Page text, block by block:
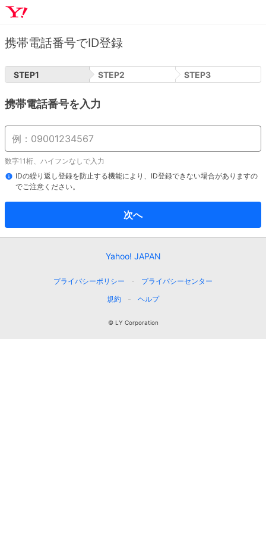
携帯電話番号でID登録
STEP1 STEP2 STEP3
携帯電話番号を入力
数字11桁、ハイフンなしで入力
IDの繰り返し登録を防止する機能により、ID登録できない場合がありますの
でご注意ください。
次へ
Yahoo! JAPAN
プライバシーポリシー
プライバシーセンター
規約
ヘルプ
© LY Corporation